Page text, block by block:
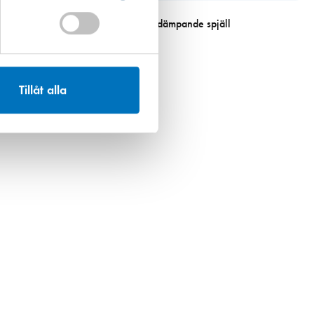
Tillåt alla
Inno 160 mm ljuddämpande spjäll